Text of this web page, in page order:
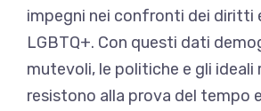
impegni nei confronti dei diritti
LGBTQ+. Con questi dati
mutevoli, le politiche e gli ideali
resistono alla prova del tempo